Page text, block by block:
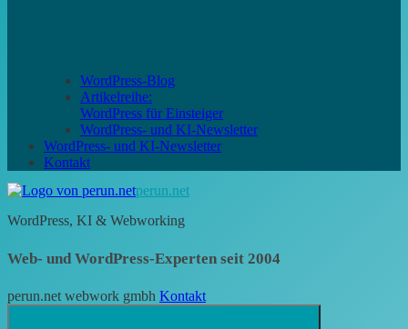
WordPress-Blog
Artikelreihe:
WordPress für Einsteiger
WordPress- und KI-Newsletter
WordPress- und KI-Newsletter
Kontakt
perun.net
WordPress, KI & Webworking
Web- und WordPress-Experten seit 2004
perun.net webwork gmbh Kontakt